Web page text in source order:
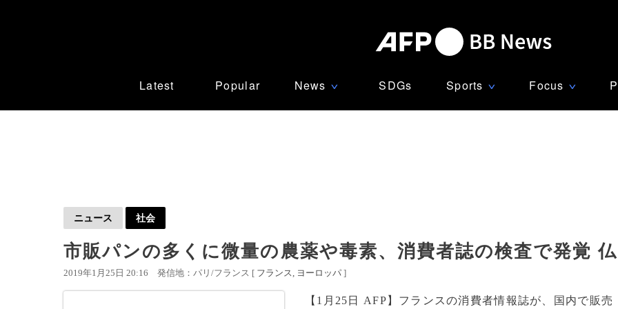
Latest Popular News ∨ SDGs Sports ∨ Focus ∨
ニュース 社会
市販パンの多くに微量の農薬や毒素、消費者誌の検査で発覚 仏
2019年1月25日 20:16 発信地：パリ/フランス [ フランス ヨーロッパ ]
【1月25日 AFP】フランスの消費者情報誌が、国内で販売